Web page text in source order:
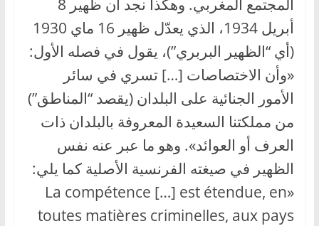
المجتمع المغربي. وهكذا نجد أن ظهير 8
أبريل 1934، الذي يعدّل ظهير 16 ماي 1930
(أي “الظهير البربري”)، يقول في فصله الأول:
«وأن الاختصاصات […] تسري في سائر
الأمور الجنائية على البلدان (يقصد “المناطق”)
من مملكتنا السعيدة المعروفة بالبلدان ذات
العرف أو العوائد». وهو ما عبر عنه نفس
الظهير في صيغته الفرنسية الأصلية كما يلي:
«La compétence […] est étendue, en
toutes matières criminelles, aux pays